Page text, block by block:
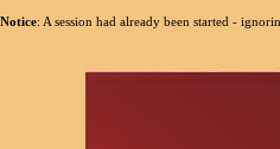
Notice: A session had already been started -